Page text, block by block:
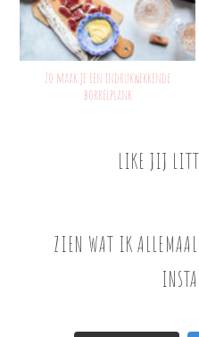
Zo maak je een indrukwekkende
borrelplank
LIKE JIJ
ZIEN WAT IK